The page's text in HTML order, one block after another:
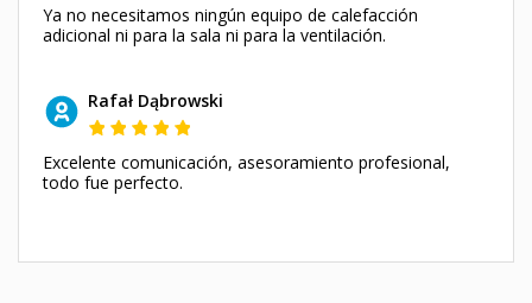
Ya no necesitamos ningún equipo de calefacción
adicional ni para la sala ni para la ventilación.
Rafał Dąbrowski
Excelente comunicación, asesoramiento profesional,
todo fue perfecto.